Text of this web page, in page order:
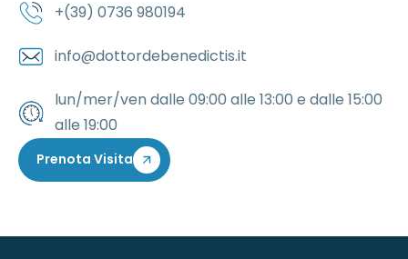
+(39) 0736 980194
info@dottordebenedictis.it
lun/mer/ven dalle 09:00 alle 13:00 e dalle 15:00
alle 19:00
Prenota Visita